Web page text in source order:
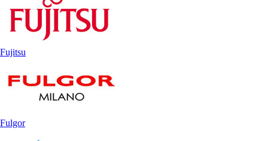
Fujitsu
Fulgor